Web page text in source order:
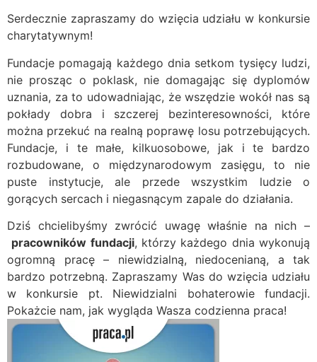
Serdecznie zapraszamy do wzięcia udziału w konkursie
charytatywnym!
Fundacje pomagają każdego dnia setkom tysięcy ludzi,
nie prosząc o poklask, nie domagając się dyplomów
uznania, za to udowadniając, że wszędzie wokół nas są
pokłady dobra i szczerej bezinteresowności, które
można przekuć na realną poprawę losu potrzebujących.
Fundacje, i te małe, kilkuosobowe, jak i te bardzo
rozbudowane, o międzynarodowym zasięgu, to nie
puste instytucje, ale przede wszystkim ludzie o
gorących sercach i niegasnącym zapale do działania.
Dziś chcielibyśmy zwrócić uwagę właśnie na nich –
pracowników fundacji, którzy każdego dnia wykonują
ogromną pracę – niewidzialną, niedocenianą, a tak
bardzo potrzebną. Zapraszamy Was do wzięcia udziału
w konkursie pt. Niewidzialni bohaterowie fundacji.
Pokażcie nam, jak wygląda Wasza codzienna praca!